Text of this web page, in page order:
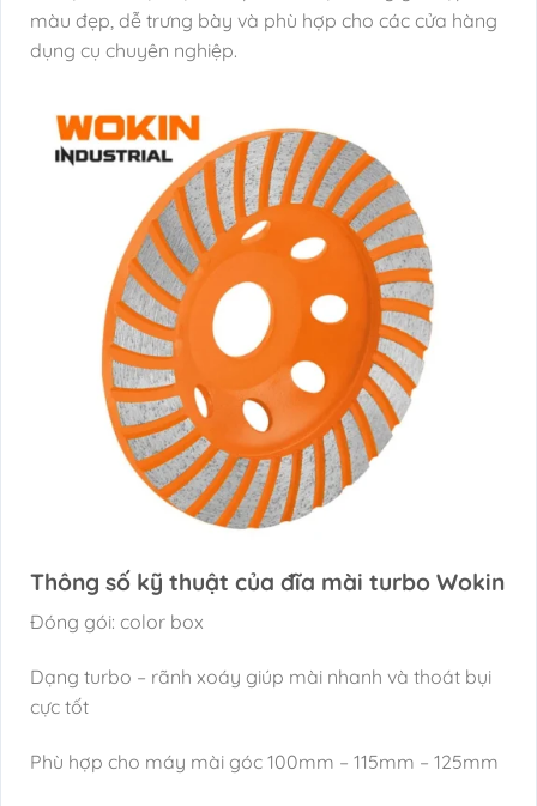
màu đẹp, dễ trưng bày và phù hợp cho các cửa hàng
dụng cụ chuyên nghiệp.
Thông số kỹ thuật của đĩa mài turbo Wokin
Đóng gói: color box
Dạng turbo – rãnh xoáy giúp mài nhanh và thoát bụi
cực tốt
Phù hợp cho máy mài góc 100mm – 115mm – 125mm